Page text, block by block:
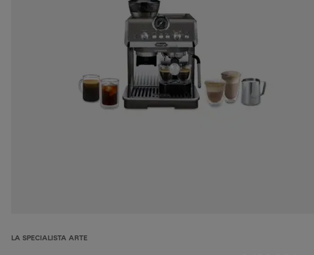
LA SPECIALISTA ARTE